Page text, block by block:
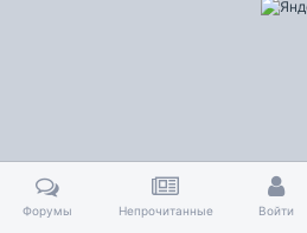
Форумы Непрочитанные Войти